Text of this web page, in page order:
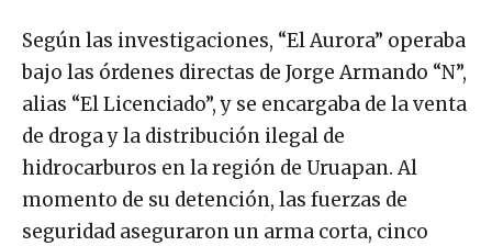
Según las investigaciones, “El Aurora” operaba
bajo las órdenes directas de Jorge Armando “N”,
alias “El Licenciado”, y se encargaba de la venta
de droga y la distribución ilegal de
hidrocarburos en la región de Uruapan. Al
momento de su detención, las fuerzas de
seguridad aseguraron un arma corta, cinco